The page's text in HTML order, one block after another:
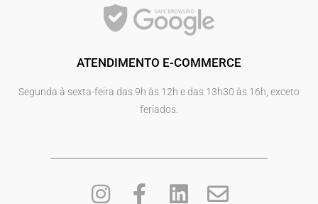
ATENDIMENTO E-COMMERCE
Segunda à sexta-feira das 9h às 12h e das 13h30 às 16h, exceto
feriados.